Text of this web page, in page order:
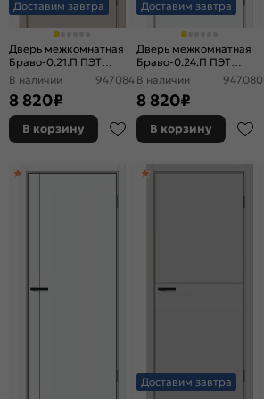
Доставим завтра
Дверь межкомнатная
Браво-0.21.П ПЭТ
Cream Silk, глухая, без
щитовая
В наличии 947084
8 820₽
В корзину
Доставим завтра
Дверь межкомнатная
Браво-0.24.П ПЭТ
White Silk, глухая, без
щитовая
В наличии 947080
8 820₽
В корзину
Доставим завтра